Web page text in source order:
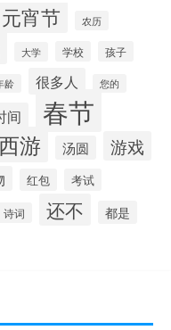
元宵节 农历
大学 学校 孩子
龄 很多人 您的
间 春节
游 汤圆 游戏
红包 考试
诗词 还不 都是